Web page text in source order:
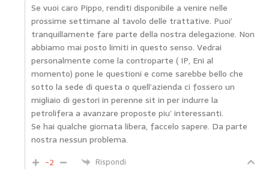
Se vuoi caro Pippo, renditi disponibile a venire nelle
prossime settimane al tavolo delle trattative. Puoi’
tranquillamente fare parte della nostra delegazione. Non
abbiamo mai posto limiti in questo senso. Vedrai
personalmente come la controparte ( IP, Eni al
momento) pone le questioni e come sarebbe bello che
sotto la sede di questa o quell’azienda ci fossero un
migliaio di gestori in perenne sit in per indurre la
petrolifera a avanzare proposte piu’ interessanti.
Se hai qualche giornata libera, faccelo sapere. Da parte
nostra nessun problema.
-2
Rispondi